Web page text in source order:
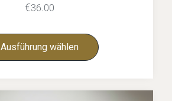
€36.00
Ausführung wählen